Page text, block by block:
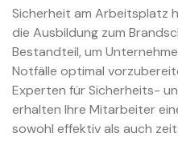
Sicherheit am Arbeitsplatz
die Ausbildung zum
Bestandteil, um
Notfälle optimal
Experten für Sicherheits-
erhalten Ihre Mitarbeiter
sowohl effektiv als auch